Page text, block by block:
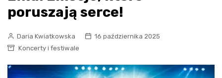
poruszają serce!
Daria Kwiatkowska
16 października 2025
Koncerty i festiwale